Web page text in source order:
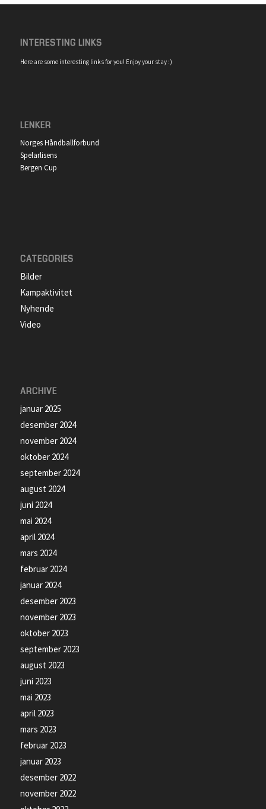
INTERESTING LINKS
Here are some interesting links for you! Enjoy your stay :)
LENKER
Norges Håndballforbund
Spelarlisens
Bergen Cup
CATEGORIES
Bilder
Kampaktivitet
Nyhende
Video
ARCHIVE
januar 2025
desember 2024
november 2024
oktober 2024
september 2024
august 2024
juni 2024
mai 2024
april 2024
mars 2024
februar 2024
januar 2024
desember 2023
november 2023
oktober 2023
september 2023
august 2023
juni 2023
mai 2023
april 2023
mars 2023
februar 2023
januar 2023
desember 2022
november 2022